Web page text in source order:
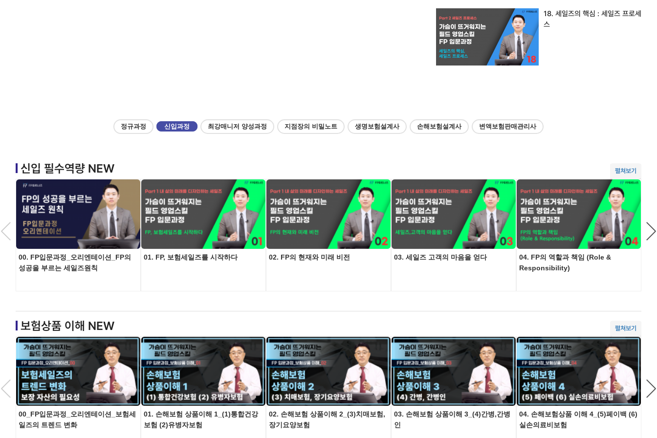
18. 세일즈의 핵심 : 세일즈 프로세
스
정규과정 신입과정 최강매니저 양성과정 지점장의 비밀노트 생명보험설계사 손해보험설계사 변액보험판매관리사
신입 필수역량 NEW 펼쳐보기
00. FP입문과정_오리엔테이션_FP의
성공을 부르는 세일즈원칙
01. FP, 보험세일즈를 시작하다 02. FP의 현재와 미래 비전 03. 세일즈 고객의 마음을 얻다
04. FP의 역할과 책임 (Role &
Responsibility)
보험상품 이해 NEW 펼쳐보기
00_FP입문과정_오리엔테이션_보험세
일즈의 트렌드 변화
01. 손해보험 상품이해 1_(1)통합건강
보험 (2)유병자보험
02. 손해보험 상품이해 2_(3)치매보험,
장기요양보험
03. 손해보험 상품이해 3_(4)간병,간병
인
04. 손해보험상품 이해 4_(5)페이백 (6)
실손의료비보험